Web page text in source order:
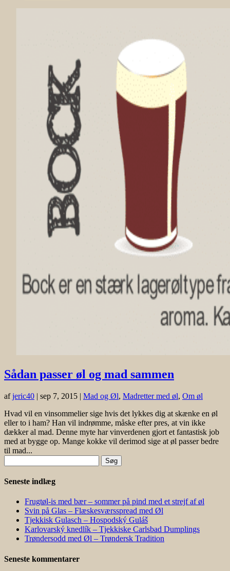
Sådan passer øl og mad sammen
afjeric40 | sep 7, 2015 | Mad og Øl, Madretter med øl, Om øl
Hvad vil en vinsommelier sige hvis det lykkes dig at skænke en øl
eller to i ham? Han vil indrømme, måske efter pres, at vin ikke
dækker al mad. Denne myte har vinverdenen gjort et fantastisk job
med at bygge op. Mange kokke vil derimod sige at øl passer bedre
til mad...
efter:
Seneste indlæg
Frugtøl-is med bær – sommer på pind med et strejf af øl
Svin på Glas – Flæskesværsspread med Øl
Tjekkisk Gulasch – Hospodský Guláš
Karlovarský knedlík – Tjekkiske Carlsbad Dumplings
Trøndersodd med Øl – Trøndersk Tradition
Seneste kommentarer